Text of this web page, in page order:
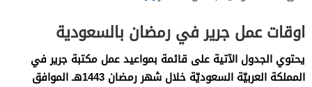
اوقات عمل جرير في رمضان بالسعودية
يحتوي الجدول الآتية على قائمة بمواعيد عمل مكتبة جرير في
المملكة العربيّة السعوديّة خلال شهر رمضان 1443هـ الموافق